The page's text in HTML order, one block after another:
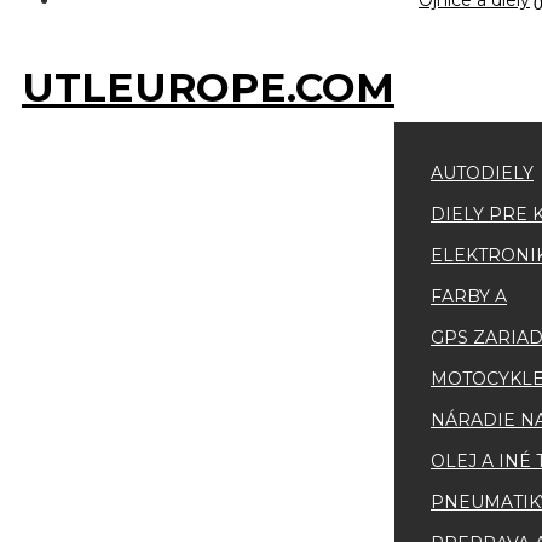
UTLEUROPE.COM
AUTODIELY
DIELY PRE
FARBY A
GPS
NÁRADIE
OLEJ A INÉ